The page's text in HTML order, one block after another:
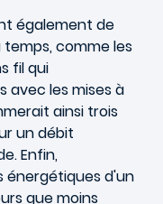
également de
comme les
fil qui
avec les mises à
ainsi trois
un débit
Enfin,
énergétiques d'un
que moins